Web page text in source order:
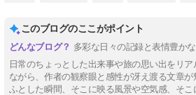
このブログのここがポイント
多彩な日々の記録と表情豊か
日常のちょっとした出来事や旅の思い出をリ
ながら、作者の観察眼と感性が冴え渡る文章
ふとした瞬間、そこに映る風景や空気感、そ